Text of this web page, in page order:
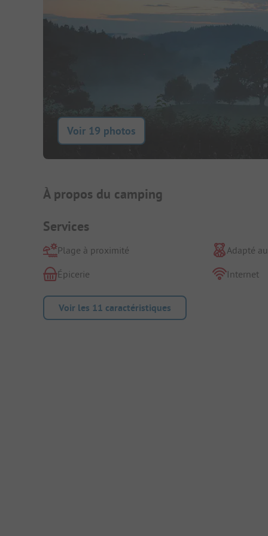
Voir 19 photos
Présentation du camping
À propos du camping
Services
Plage à proximité
Adapté
Épicerie
Internet
Voir les 11 caractéristiques